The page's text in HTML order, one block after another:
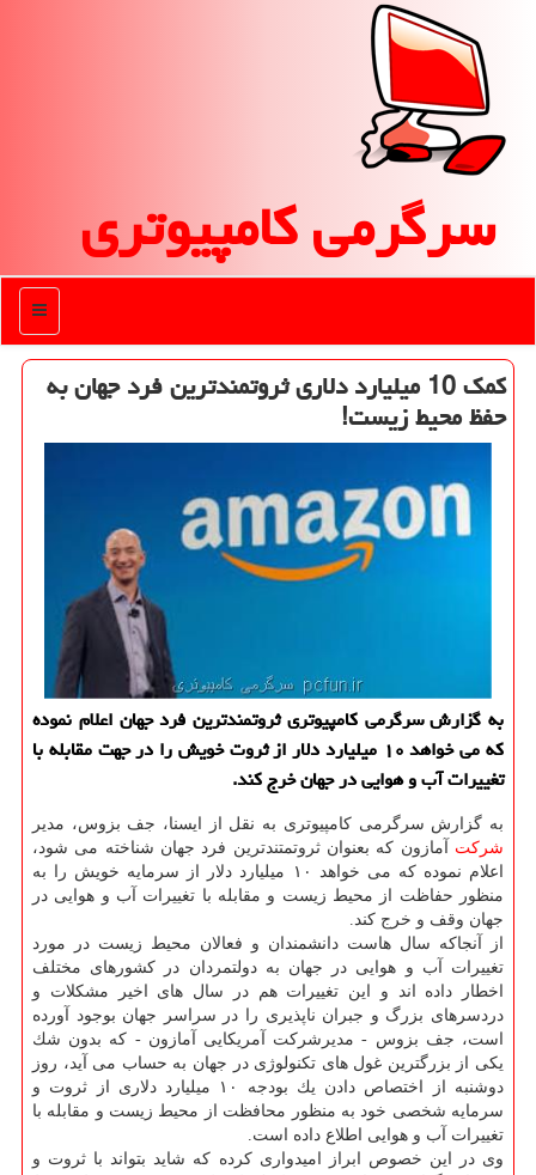
سرگرمی كامپیوتری
منو
كمك 10 میلیارد دلاری ثروتمندترین فرد جهان به
حفظ محیط زیست!
به گزارش سرگرمی كامپیوتری ثروتمندترین فرد جهان اعلام نموده
كه می خواهد ۱۰ میلیارد دلار از ثروت خویش را در جهت مقابله با
تغییرات آب و هوایی در جهان خرج كند.
به گزارش سرگرمی كامپیوتری به نقل از ایسنا، جف بزوس، مدیر
شركت آمازون كه بعنوان ثروتمتندترین فرد جهان شناخته می شود،
اعلام نموده كه می خواهد ۱۰ میلیارد دلار از سرمایه خویش را به
منظور حفاظت از محیط زیست و مقابله با تغییرات آب و هوایی در
جهان وقف و خرج كند.
از آنجاكه سال هاست دانشمندان و فعالان محیط زیست در مورد
تغییرات آب و هوایی در جهان به دولتمردان در كشورهای مختلف
اخطار داده اند و این تغییرات هم در سال های اخیر مشكلات و
دردسرهای بزرگ و جبران ناپذیری را در سراسر جهان بوجود آورده
است، جف بزوس - مدیرشركت آمریكایی آمازون - كه بدون شك
یكی از بزرگترین غول های تكنولوژی در جهان به حساب می آید، روز
دوشنبه از اختصاص دادن یك بودجه ۱۰ میلیارد دلاری از ثروت و
سرمایه شخصی خود به منظور محافظت از محیط زیست و مقابله با
تغییرات آب و هوایی اطلاع داده است.
وی در این خصوص ابراز امیدواری كرده كه شاید بتواند با ثروت و